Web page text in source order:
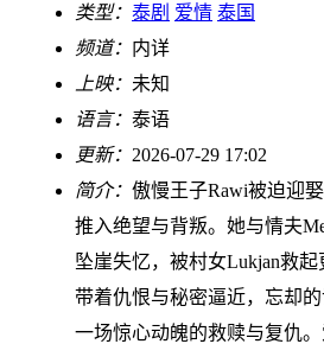
类型： 泰剧 爱情 泰国
频道： 内详
上映： 未知
语言： 泰语
更新： 2026-07-29 17:02
简介： 傲慢王子Rawi被迫迎
推入绝望与背叛。她与情夫
坠崖失忆，被村女Lukjan救
带着仇恨与秘密逼近，忘却
一场惊心动魄的救赎与复仇